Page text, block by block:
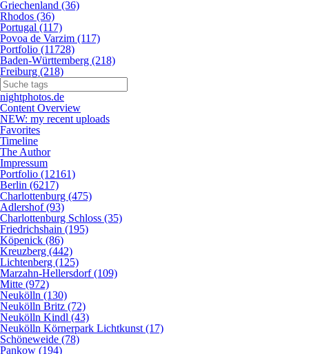
Griechenland (36)
Rhodos (36)
Portugal (117)
Povoa de Varzim (117)
Portfolio (11728)
Baden-Württemberg (218)
Freiburg (218)
nightphotos.de
Content Overview
NEW: my recent uploads
Favorites
Timeline
The Author
Impressum
Portfolio (12161)
Berlin (6217)
Charlottenburg (475)
Adlershof (93)
Charlottenburg Schloss (35)
Friedrichshain (195)
Köpenick (86)
Kreuzberg (442)
Lichtenberg (125)
Marzahn-Hellersdorf (109)
Mitte (972)
Neukölln (130)
Neukölln Britz (72)
Neukölln Kindl (43)
Neukölln Körnerpark Lichtkunst (17)
Schöneweide (78)
Pankow (194)